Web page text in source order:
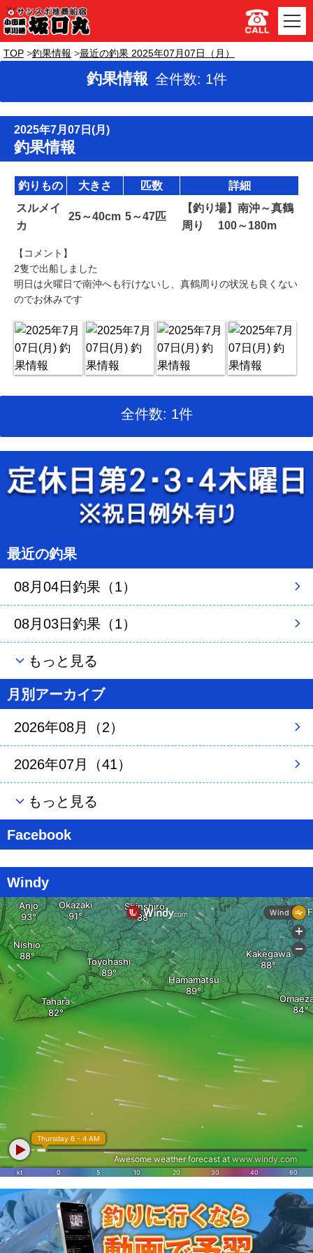
TOP 釣果情報 最近の釣果 2025年07月07日（月）
釣果情報 全件数: 1件
2025年7月07日(月)
釣果情報
釣りもの 大きさ 匹数
詳細
スルメイ
カ
25～40cm 5～47匹
【釣り場】南沖～真鶴
周り 100～180m
【コメント】
2隻で出船しました
明日は火曜日で南沖へも行けないし、真鶴周りの状況も良くない
のでお休みです
全件数: 1件
最近の釣果
08月04日釣果（1）
08月03日釣果（1）
もっと見る
月別アーカイブ
2026年08月（2）
2026年07月（41）
もっと見る
Facebook
Windy